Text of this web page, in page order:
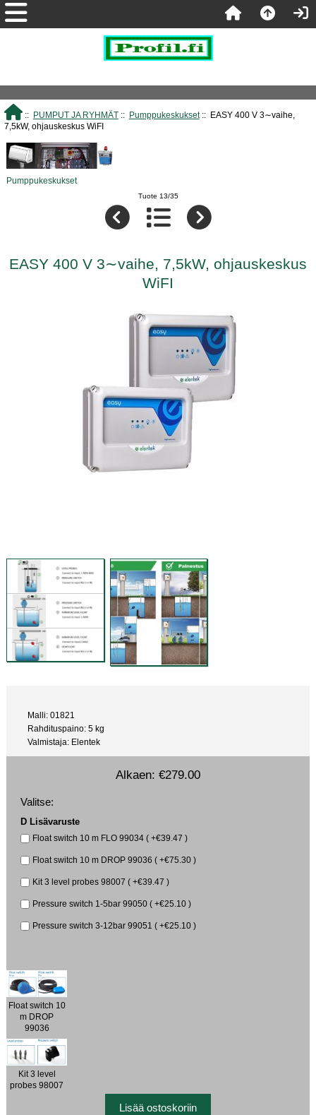
:: PUMPUT JA RYHMÄT:: Pumppukeskukset:: EASY 400 V 3∼vaihe,
7,5kW, ohjauskeskus WiFI
Pumppukeskukset
Tuote 13/35
EASY 400 V 3∼vaihe, 7,5kW, ohjauskeskus
WiFI
Malli: 01821
Rahdituspaino: 5 kg
Valmistaja: Elentek
Alkaen: €279.00
Valitse:
D Lisävaruste
Float switch 10 m FLO 99034 ( +€39.47 )
Float switch 10 m DROP 99036 ( +€75.30 )
Kit 3 level probes 98007 ( +€39.47 )
Pressure switch 1-5bar 99050 ( +€25.10 )
Pressure switch 3-12bar 99051 ( +€25.10 )
Float switch 10
m DROP
99036
Kit 3 level
probes 98007